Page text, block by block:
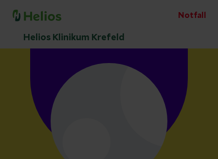
Notfall
Helios Klinikum Krefeld